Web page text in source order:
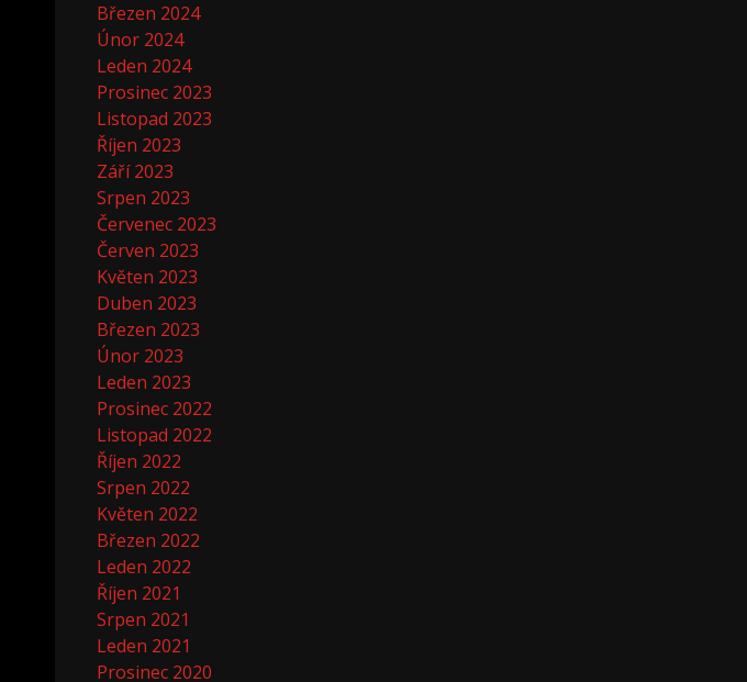
Březen 2024
Únor 2024
Leden 2024
Prosinec 2023
Listopad 2023
Říjen 2023
Září 2023
Srpen 2023
Červenec 2023
Červen 2023
Květen 2023
Duben 2023
Březen 2023
Únor 2023
Leden 2023
Prosinec 2022
Listopad 2022
Říjen 2022
Srpen 2022
Květen 2022
Březen 2022
Leden 2022
Říjen 2021
Srpen 2021
Leden 2021
Prosinec 2020